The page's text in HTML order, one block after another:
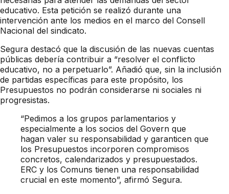
educativo. Esta petición se realizó durante una
intervención ante los medios en el marco del Consell
Nacional del sindicato.
Segura destacó que la discusión de las nuevas cuentas
públicas debería contribuir a “resolver el conflicto
educativo, no a perpetuarlo”. Añadió que, sin la inclusión
de partidas específicas para este propósito, los
Presupuestos no podrán considerarse ni sociales ni
progresistas.
“Pedimos a los grupos parlamentarios y
especialmente a los socios del Govern que
hagan valer su responsabilidad y garanticen que
los Presupuestos incorporen compromisos
concretos, calendarizados y presupuestados.
ERC y los Comuns tienen una responsabilidad
crucial en este momento”, afirmó Segura.